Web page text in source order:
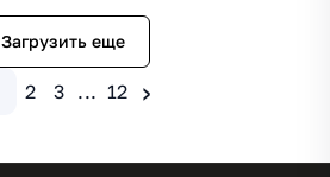
Загрузить еще
2 3 ... 12 ›